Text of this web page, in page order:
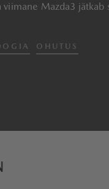
Mazda3 jätkab
OHUTUS